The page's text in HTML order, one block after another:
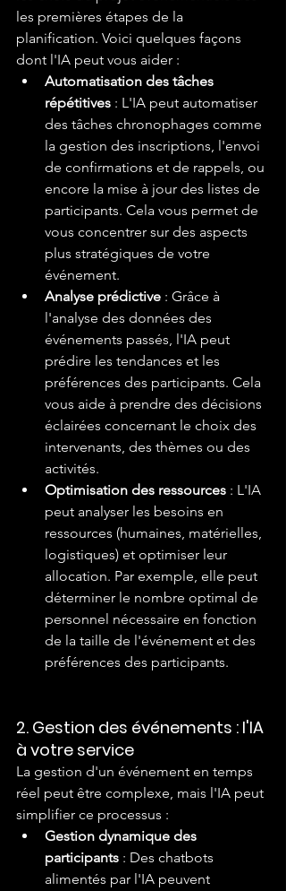
les premières étapes de la
planification. Voici quelques façons
dont l'IA peut vous aider :
Automatisation des tâches
répétitives : L'IA peut automatiser
des tâches chronophages comme
la gestion des inscriptions, l'envoi
de confirmations et de rappels, ou
encore la mise à jour des listes de
participants. Cela vous permet de
vous concentrer sur des aspects
plus stratégiques de votre
événement.
Analyse prédictive : Grâce à
l'analyse des données des
événements passés, l'IA peut
prédire les tendances et les
préférences des participants. Cela
vous aide à prendre des décisions
éclairées concernant le choix des
intervenants, des thèmes ou des
activités.
Optimisation des ressources : L'IA
peut analyser les besoins en
ressources (humaines, matérielles,
logistiques) et optimiser leur
allocation. Par exemple, elle peut
déterminer le nombre optimal de
personnel nécessaire en fonction
de la taille de l'événement et des
préférences des participants.
2. Gestion des événements : l'IA
à votre service
La gestion d'un événement en temps
réel peut être complexe, mais l'IA peut
simplifier ce processus :
Gestion dynamique des
participants : Des chatbots
alimentés par l'IA peuvent